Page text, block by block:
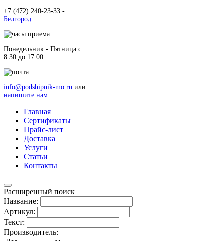
+7 (472) 240-23-33 -
Белгород
Понедельник - Пятница c
8:30 до 17:00
info@podshipnik-mo.ru или
напишите нам
Главная
Сертификаты
Прайс-лист
Доставка
Услуги
Статьи
Контакты
Расширенный поиск
Название:
Артикул:
Текст:
Производитель: